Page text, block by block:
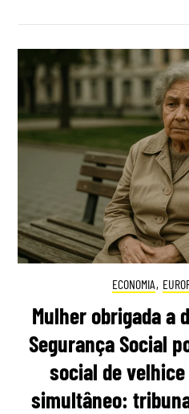
ECONOMIA,
Mulher obrigada a
Segurança Social
social de
simultâneo: